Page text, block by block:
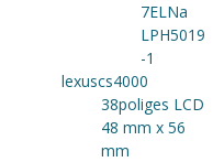
7ELNa
LPH5019
-1
lexuscs4000
38poliges LCD
48 mm x 56
mm